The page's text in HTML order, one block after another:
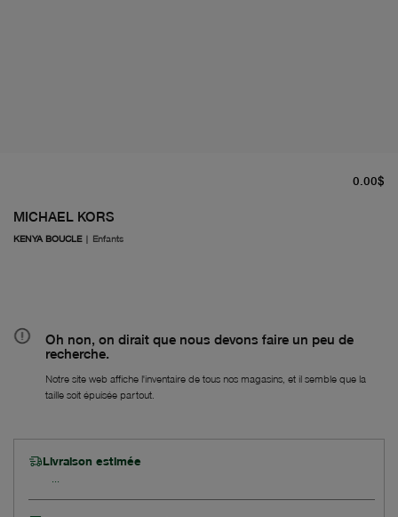
MICHAEL KORS
KENYA BOUCLE| Enfants
0.00$
Oh non, on dirait que nous devons faire un peu de
recherche.
Notre site web affiche l'inventaire de tous nos magasins, et il semble que la
taille soit épuisée partout.
Livraison estimée